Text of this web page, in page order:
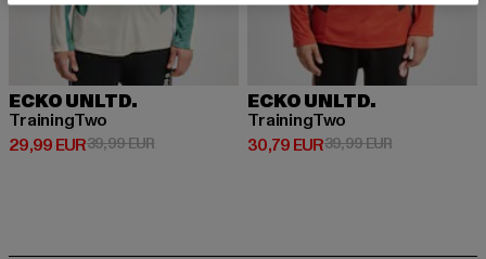
ECKO UNLTD.
TrainingTwo
29,99 EUR
Derzeitiger Preis: 29,99 EUR
39,99 EURAktionspreis: 39,99 EUR
ECKO UNLTD.
TrainingTwo
30,79 EUR
Derzeitiger Preis: 30,79 EUR
39,99 EURAktionspreis: